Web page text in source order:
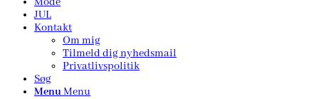
JUL
Kontakt
Om mig
Tilmeld dig nyhedsmail
Privatlivspolitik
Søg
MenuMenu